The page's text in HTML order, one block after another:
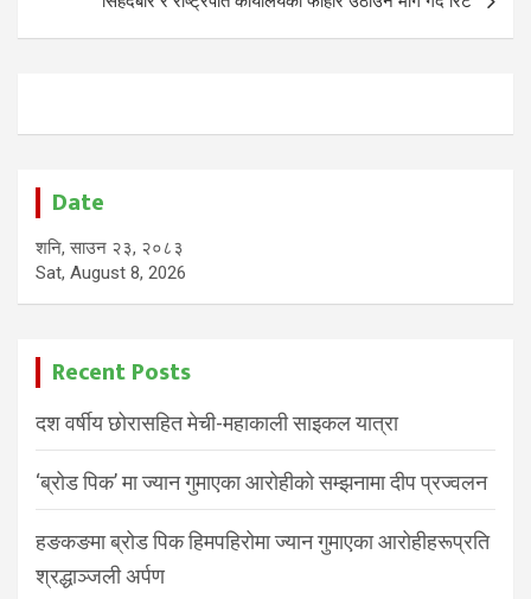
Date
शनि, साउन २३, २०८३
Sat, August 8, 2026
Recent Posts
दश वर्षीय छोरासहित मेची-महाकाली साइकल यात्रा
‘ब्रोड पिक’ मा ज्यान गुमाएका आरोहीको सम्झनामा दीप प्रज्वलन
हङकङमा ब्रोड पिक हिमपहिरोमा ज्यान गुमाएका आरोहीहरूप्रति
श्रद्धाञ्जली अर्पण